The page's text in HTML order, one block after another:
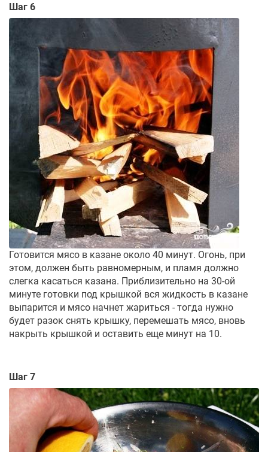
Шаг 6
Готовится мясо в казане около 40 минут. Огонь, при
этом, должен быть равномерным, и пламя должно
слегка касаться казана. Приблизительно на 30-ой
минуте готовки под крышкой вся жидкость в казане
выпарится и мясо начнет жариться - тогда нужно
будет разок снять крышку, перемешать мясо, вновь
накрыть крышкой и оставить еще минут на 10.
Шаг 7